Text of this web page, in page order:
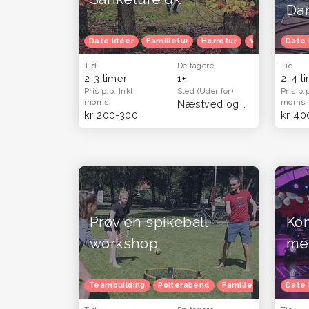
Date idéer Familietur Herretur Venindetur
Tid
2-3 timer
Deltagere
1+
Pris p.p. Inkl.
moms
kr 200-300
Sted (Udenfor)
Date
Tid
2-4
Pris
moms
kr
Prøv en spikeball-
workshop
Teambuilding Polterabend Familietur Date